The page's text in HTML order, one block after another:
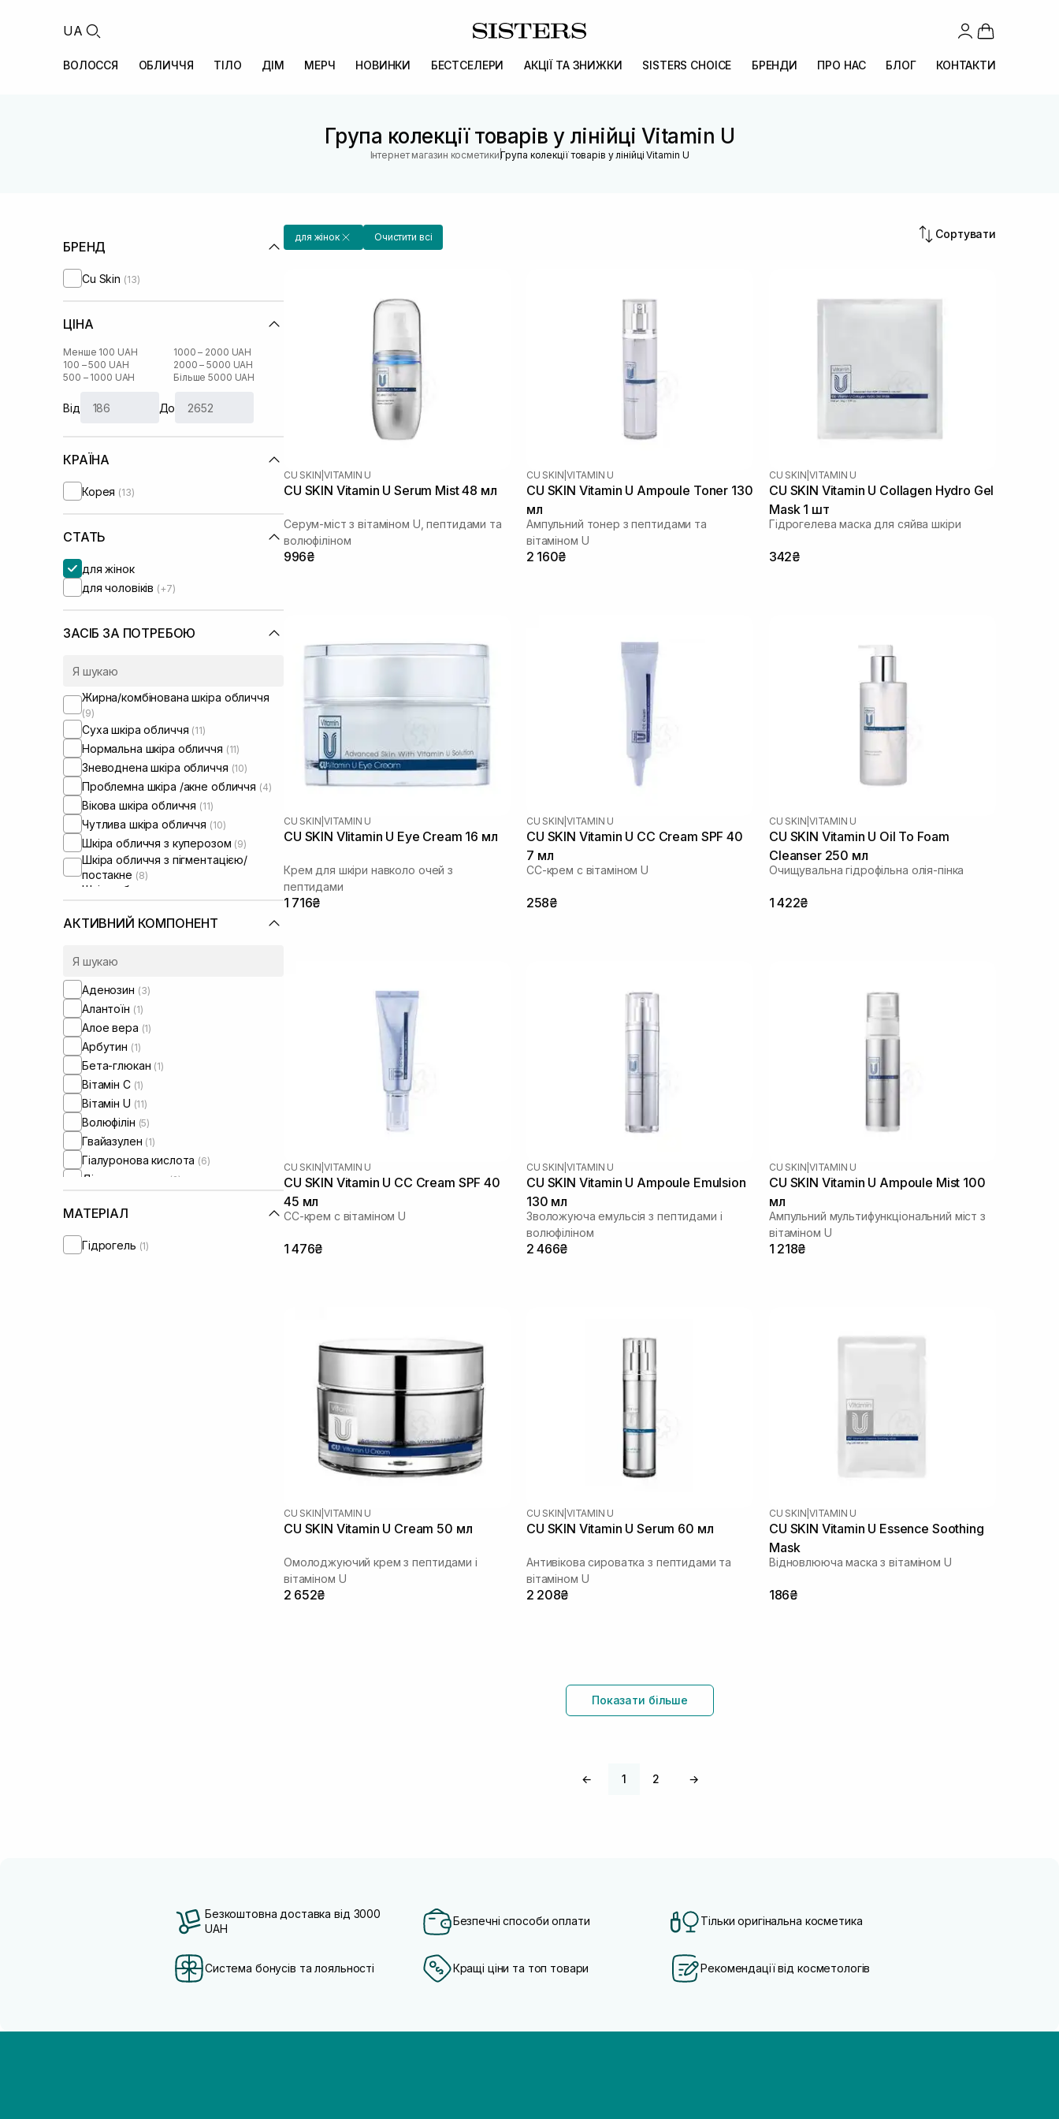
UA
ВОЛОССЯ ОБЛИЧЧЯ ТІЛО ДІМ МЕРЧ НОВИНКИ БЕСТСЕЛЕРИ АКЦІЇ ТА ЗНИЖКИ SISTERS CHOICE БРЕНДИ ПРО НАС БЛОГ КОНТАКТИ
Група колекції товарів у лінійці Vitamin U
Інтернет магазин косметики |Група колекції товарів у лінійці Vitamin U
БРЕНД
Cu Skin (13)
ЦІНА
Менше 100 UAH
100 – 500 UAH
500 – 1000 UAH
1000 – 2000 UAH
2000 – 5000 UAH
Більше 5000 UAH
Від До
КРАЇНА
Корея (13)
СТАТЬ
для жінок
для чоловіків (+7)
ЗАСІБ ЗА ПОТРЕБОЮ
Жирна/комбінована шкіра обличчя
(9)
Суха шкіра обличчя (11)
Нормальна шкіра обличчя (11)
Зневоднена шкіра обличчя (10)
Проблемна шкіра /акне обличчя (4)
Вікова шкіра обличчя (11)
Чутлива шкіра обличчя (10)
Шкіра обличчя з куперозом (9)
Шкіра обличчя з пігментацією/
постакне (8)
Шкіра обличчя з розширеними
порами
Шкіра обличчя з порушеним
мікробіомом
обличчя(1)
Проти набряків
Від синців під очима
АКТИВНИЙ КОМПОНЕНТ
Аденозин (3)
Алантоїн (1)
Алое вера (1)
Арбутин (1)
Бета-глюкан (1)
Вітамін C (1)
Вітамін U (11)
Волюфілін (5)
Гвайазулен (1)
Гіалуронова кислота (6)
Діоксид титану (2)
Екстракт центелли азіатської
Ніацинамід (5)
МАТЕРІАЛ
Гідрогель (1)
для жінок Очистити всі Сортувати
CU SKIN |VITAMIN U
CU SKIN Vitamin U Serum Mist 48 мл
Серум-міст з вітаміном U, пептидами та
волюфіліном
996₴
CU SKIN |VITAMIN U
CU SKIN Vitamin U Ampoule Toner 130
мл
Ампульний тонер з пептидами та
вітаміном U
2 160₴
CU SKIN |VITAMIN U
CU SKIN Vitamin U Collagen Hydro Gel
Mask 1 шт
Гідрогелева маска для сяйва шкіри
342₴
CU SKIN |VITAMIN U
CU SKIN VIitamin U Eye Cream 16 мл
Крем для шкіри навколо очей з
пептидами
1 716₴
CU SKIN |VITAMIN U
CU SKIN Vitamin U CC Cream SPF 40
7 мл
СС-крем с вітаміном U
258₴
CU SKIN |VITAMIN U
CU SKIN Vitamin U Oil To Foam
Cleanser 250 мл
Очищувальна гідрофільна олія-пінка
1 422₴
CU SKIN |VITAMIN U
CU SKIN Vitamin U CC Cream SPF 40
45 мл
СС-крем с вітаміном U
1 476₴
CU SKIN |VITAMIN U
CU SKIN Vitamin U Ampoule Emulsion
130 мл
Зволожуюча емульсія з пептидами і
волюфіліном
2 466₴
CU SKIN |VITAMIN U
CU SKIN Vitamin U Ampoule Mist 100
мл
Ампульний мультифункціональний міст з
вітаміном U
1 218₴
CU SKIN |VITAMIN U
CU SKIN Vitamin U Cream 50 мл
Омолоджуючий крем з пептидами і
вітаміном U
2 652₴
CU SKIN |VITAMIN U
CU SKIN Vitamin U Serum 60 мл
Антивікова сироватка з пептидами та
вітаміном U
2 208₴
CU SKIN |VITAMIN U
CU SKIN Vitamin U Essence Soothing
Mask
Відновлююча маска з вітаміном U
186₴
Показати більше
← 1 2 →
Безкоштовна доставка від 3000
UAH
Безпечні способи оплати Тільки оригінальна косметика
Система бонусів та лояльності Кращі ціни та топ товари Рекомендації від косметологів